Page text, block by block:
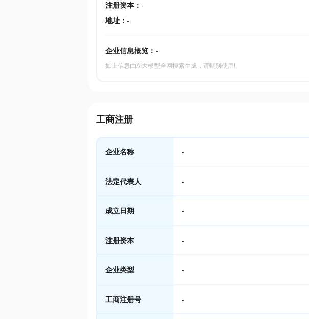
注册资本： -
地址： -
企业信息概览： -
如上信息由AI大模型全网搜索生成，请甄别使用!
工商注册
企业名称 -
法定代表人 -
成立日期 -
注册资本 -
企业类型 -
工商注册号 -